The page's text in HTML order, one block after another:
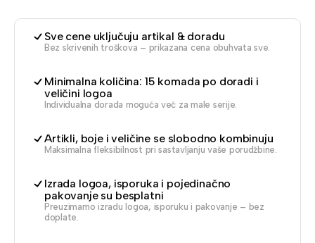
Sve cene uključuju artikal & doradu
Bez skrivenih troškova – prikazana cena obuhvata sve.
Minimalna količina: 15 komada po doradi i
veličini logoa
Individualna dorada moguća već za male serije.
Artikli, boje i veličine se slobodno kombinuju
Maksimalna fleksibilnost pri sastavljanju vaše porudžbine.
Izrada logoa, isporuka i pojedinačno
pakovanje su besplatni
Preuzimamo izradu logoa, isporuku i pakovanje – bez
doplate.